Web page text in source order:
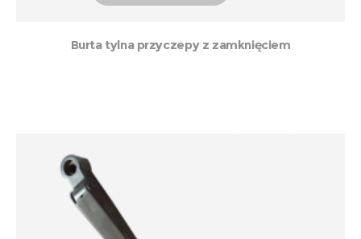
Burta tylna przyczepy z zamknięciem